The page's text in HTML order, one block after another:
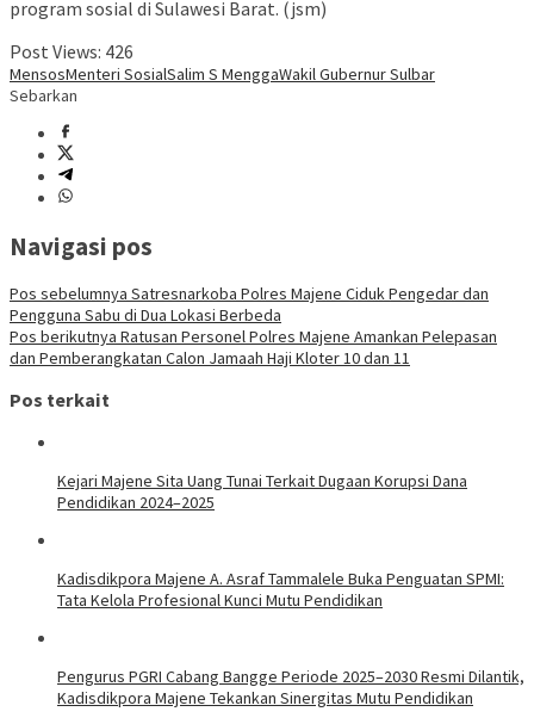
program sosial di Sulawesi Barat. (jsm)
Post Views: 426
MensosMenteri SosialSalim S MenggaWakil Gubernur Sulbar
Sebarkan
Navigasi pos
Pos sebelumnya Satresnarkoba Polres Majene Ciduk Pengedar dan
Pengguna Sabu di Dua Lokasi Berbeda
Pos berikutnya Ratusan Personel Polres Majene Amankan Pelepasan
dan Pemberangkatan Calon Jamaah Haji Kloter 10 dan 11
Pos terkait
Kejari Majene Sita Uang Tunai Terkait Dugaan Korupsi Dana
Pendidikan 2024–2025
Kadisdikpora Majene A. Asraf Tammalele Buka Penguatan SPMI:
Tata Kelola Profesional Kunci Mutu Pendidikan
Pengurus PGRI Cabang Bangge Periode 2025–2030 Resmi Dilantik,
Kadisdikpora Majene Tekankan Sinergitas Mutu Pendidikan